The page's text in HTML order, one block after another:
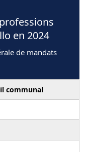
en 2024
de mandats
communal